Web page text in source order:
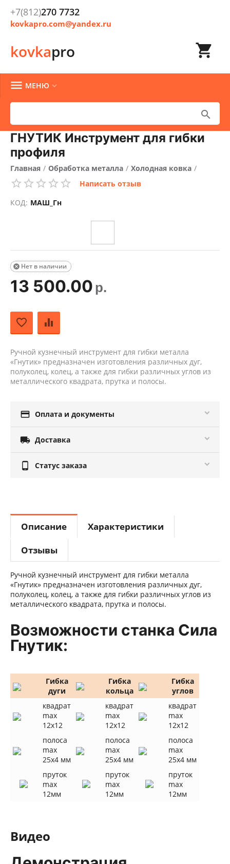
kovkapro
+7(812)270 7732
kovkapro.com@yandex.ru

 МЕНЮ 

ГНУТИК Инструмент для гибки
профиля
Главная / Обработка металла / Холодная ковка /
Ручные станки для холодной ковки
Написать отзыв
КОД: МАШ_Гн
Нет в наличии

13 500.00 р.
Ручной кузнечный инструмент для гибки металла
«Гнутик» предназначен изготовления различных дуг,
полуколец, колец, а также для гибки различных углов из
металлического квадрата, прутка и полосы.
 Оплата и документы
 Доставка
 Статус заказа
Описание
Характеристики
Отзывы
Ручной кузнечный инструмент для гибки металла
«Гнутик» предназначен изготовления различных дуг,
полуколец, колец, а также для гибки различных углов из
металлического квадрата, прутка и полосы.
Возможности станка Сила
Гнутик:
Гибка
дуги
Гибка
кольца
Гибка
углов
квадрат
max
12х12
квадрат
max
12х12
квадрат
max
12х12
полоса
max
25х4 мм
полоса
max
25х4 мм
полоса
max
25х4 мм
пруток
max
12мм
пруток
max
12мм
пруток
max
12мм
Видео